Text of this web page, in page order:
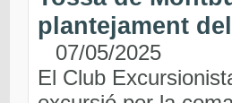
plantejament
07/05/2025
El Club